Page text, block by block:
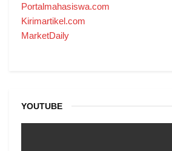
Portalmahasiswa.com
Kirimartikel.com
MarketDaily
YOUTUBE